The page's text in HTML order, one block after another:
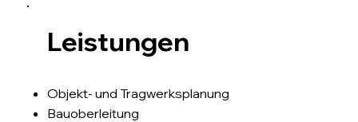
Leistungen
Objekt- und Tragwerksplanung
Bauoberleitung